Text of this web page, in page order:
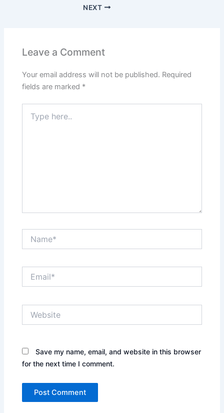
NEXT
Leave a Comment
Your email address will not be published. Required
fields are marked *
here..
Save my name, email, and website in this browser
for the next time I comment.